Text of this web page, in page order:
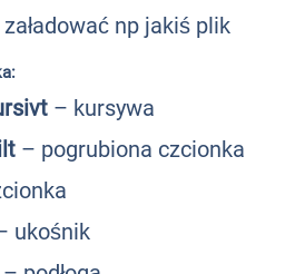
np jakiś plik
– kursywa
– pogrubiona czcionka
ukośnik